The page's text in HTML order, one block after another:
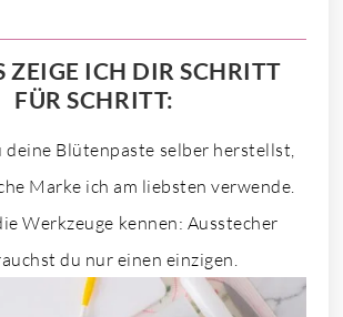
ZEIGE ICH DIR SCHRITT
FÜR SCHRITT:
deine Blütenpaste selber herstellst,
Marke ich am liebsten verwende.
Werkzeuge kennen: Ausstecher
du nur einen einzigen.